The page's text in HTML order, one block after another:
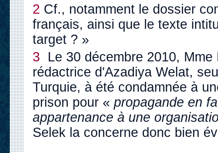
2 Cf., notamment le dossier
français, ainsi que le texte
target ? »
3 Le 30 décembre 2010,
rédactrice d'Azadiya Welat,
Turquie, à été condamnée à
prison pour « propagande en
appartenance à une
Selek la concerne donc bien